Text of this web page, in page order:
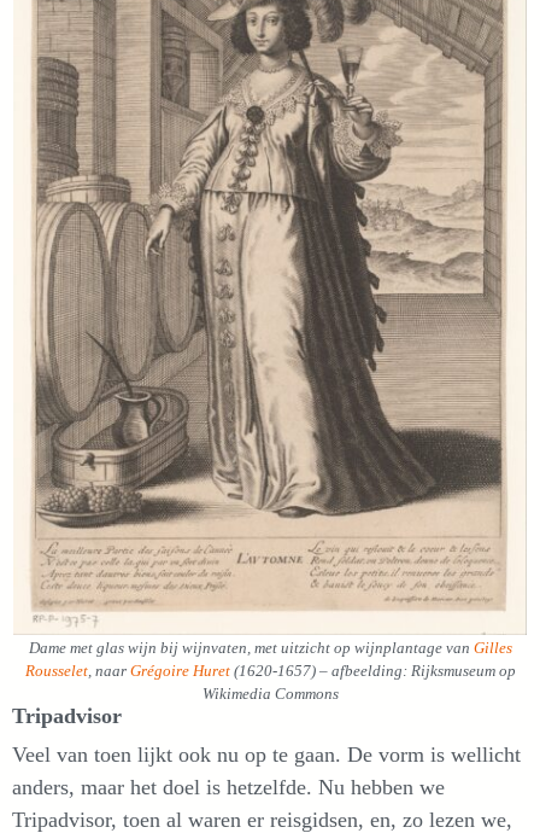
Dame met glas wijn bij wijnvaten, met uitzicht op wijnplantage van Gilles
Rousselet, naar Grégoire Huret(1620-1657) – afbeelding: Rijksmuseum op
Wikimedia Commons
Tripadvisor
Veel van toen lijkt ook nu op te gaan. De vorm is wellicht
anders, maar het doel is hetzelfde. Nu hebben we
Tripadvisor, toen al waren er reisgidsen, en, zo lezen we,